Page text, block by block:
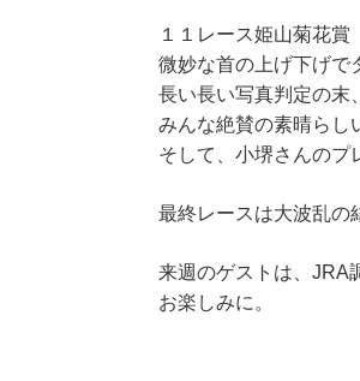
１１レース姫山菊花賞
微妙な首の上げ下げで
長い長い写真判定の末
みんな絶賛の素晴らし
そして、小堺さんの
最終レースは大波乱の
来週のゲストは、JRA
お楽しみに。